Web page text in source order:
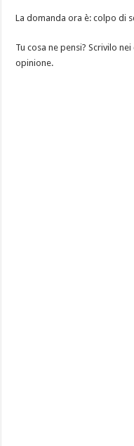
La domanda ora è: colpo di
Tu cosa ne pensi? Scrivilo
opinione.